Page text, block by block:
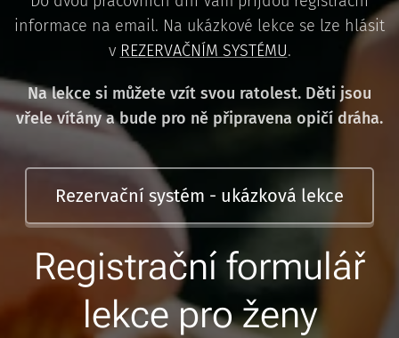
informace na email. Na ukázkové lekce se lze hlásit
v REZERVAČNÍM SYSTÉMU.
Na lekce si můžete vzít svou ratolest. Děti jsou
vřele vítány a bude pro ně připravena opičí dráha.
Rezervační systém - ukázková lekce
Registrační formulář
lekce pro ženy